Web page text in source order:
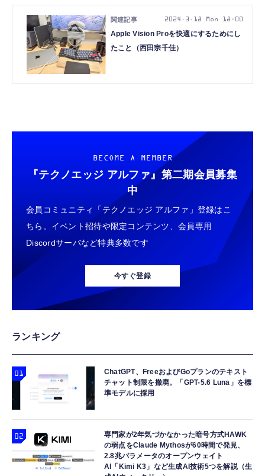
Apple Vision Proを快適にするためにし
たこと（西田宗千佳）
2024.3.18 Mon 18:00
BECOME A MEMBER
『テクノエッジ アルファ』 第二期会員募集
中
会員コミュニティ「テクノエッジ アルファ」登録はこ
ちら。イベント招待や限定コンテンツ、会員専用
Discordサーバなど特典多数です
今すぐ登録
ランキング
ChatGPT、FreeおよびGoプランのテキスト
チャット制限を撤廃。「GPT-5.6 Luna」を標
準モデルに採用
専門家が2年気づかなかった暗号方式HAWK
の弱点をClaude Mythosが60時間で発見、
2.8兆パラメータのオープンウェイト
AI「Kimi K3」など生成AI技術5つを解説（生